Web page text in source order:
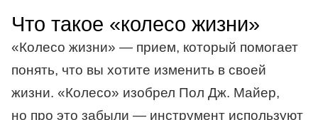
Что такое «колесо жизни»
«Колесо жизни» — прием, который помогает
понять, что вы хотите изменить в своей
жизни. «Колесо» изобрел Пол Дж. Майер,
но про это забыли — инструмент используют